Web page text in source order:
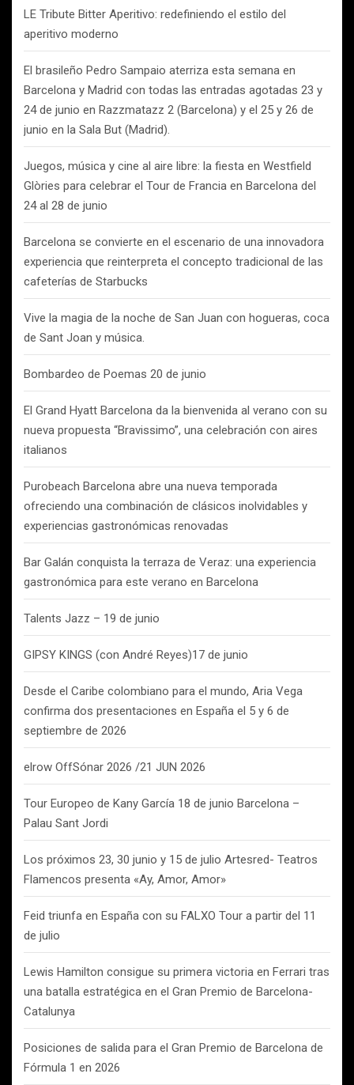
LE Tribute Bitter Aperitivo: redefiniendo el estilo del
aperitivo moderno
El brasileño Pedro Sampaio aterriza esta semana en
Barcelona y Madrid con todas las entradas agotadas 23 y
24 de junio en Razzmatazz 2 (Barcelona) y el 25 y 26 de
junio en la Sala But (Madrid).
Juegos, música y cine al aire libre: la fiesta en Westfield
Glòries para celebrar el Tour de Francia en Barcelona del
24 al 28 de junio
Barcelona se convierte en el escenario de una innovadora
experiencia que reinterpreta el concepto tradicional de las
cafeterías de Starbucks
Vive la magia de la noche de San Juan con hogueras, coca
de Sant Joan y música.
Bombardeo de Poemas 20 de junio
El Grand Hyatt Barcelona da la bienvenida al verano con su
nueva propuesta “Bravissimo”, una celebración con aires
italianos
Purobeach Barcelona abre una nueva temporada
ofreciendo una combinación de clásicos inolvidables y
experiencias gastronómicas renovadas
Bar Galán conquista la terraza de Veraz: una experiencia
gastronómica para este verano en Barcelona
Talents Jazz – 19 de junio
GIPSY KINGS (con André Reyes)17 de junio
Desde el Caribe colombiano para el mundo, Aria Vega
confirma dos presentaciones en España el 5 y 6 de
septiembre de 2026
elrow OffSónar 2026 /21 JUN 2026
Tour Europeo de Kany García 18 de junio Barcelona –
Palau Sant Jordi
Los próximos 23, 30 junio y 15 de julio Artesred- Teatros
Flamencos presenta «Ay, Amor, Amor»
Feid triunfa en España con su FALXO Tour a partir del 11
de julio
Lewis Hamilton consigue su primera victoria en Ferrari tras
una batalla estratégica en el Gran Premio de Barcelona-
Catalunya
Posiciones de salida para el Gran Premio de Barcelona de
Fórmula 1 en 2026